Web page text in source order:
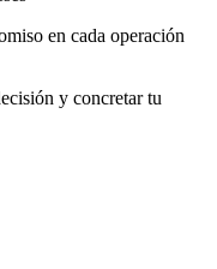
en cada operación
y concretar tu